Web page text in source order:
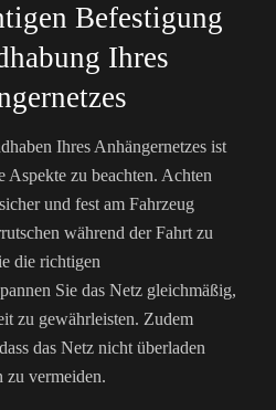
Befestigung
Ihres
Ihres Anhängernetzes ist
zu beachten. Achten
und fest am Fahrzeug
während der Fahrt zu
die richtigen
Sie das Netz gleichmäßig,
zu gewährleisten. Zudem
das Netz nicht überladen
zu vermeiden.